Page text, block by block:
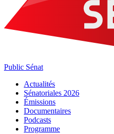
Public Sénat
Actualités
Sénatoriales 2026
Émissions
Documentaires
Podcasts
Programme